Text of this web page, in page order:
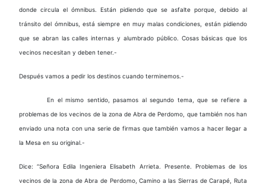
donde circula el ómnibus. Están pidiendo que se asfalte porque, debido al
tránsito del ómnibus, está siempre en muy malas condiciones, están pidiendo
que se abran las calles internas y alumbrado público. Cosas básicas que los
vecinos necesitan y deben tener.-
Después vamos a pedir los destinos cuando terminemos.-
En el mismo sentido, pasamos al segundo tema, que se refiere a
problemas de los vecinos de la zona de Abra de Perdomo, que también nos han
enviado una nota con una serie de firmas que también vamos a hacer llegar a
la Mesa en su original.-
Dice: “Señora Edila Ingeniera Elisabeth Arrieta. Presente. Problemas de los
vecinos de la zona de Abra de Perdomo, Camino a las Sierras de Carapé, Ruta